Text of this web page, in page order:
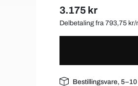
3.175 kr
Delbetaling fra 793,75 kr/
Bestillingsvare,